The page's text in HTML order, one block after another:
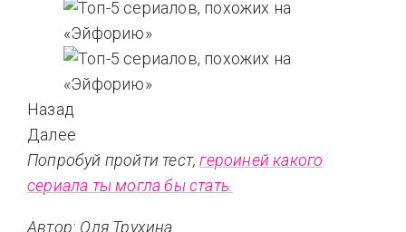
Назад
Далее
Попробуй пройти тест,героиней какого
сериала ты могла бы стать.
Автор: Оля Трухина